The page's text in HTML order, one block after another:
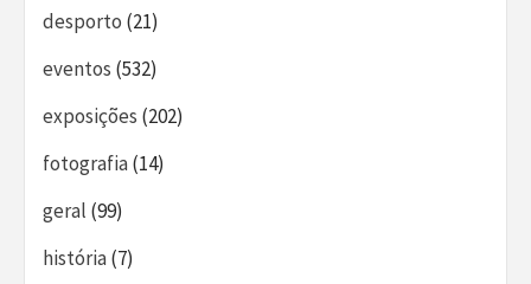
desporto (21)
eventos (532)
exposições (202)
fotografia(14)
geral (99)
história(7)